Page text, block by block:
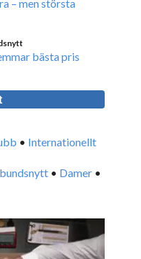
– men största
bästa pris
• Internationellt
• Damer •